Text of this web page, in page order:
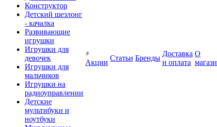
Конструктор
Детский шезлонг
- качалка
Развивающие
игрушки
Игрушки для
девочек
Игрушки для
мальчиков
Игрушки на
радиоуправлении
Детские
мультибуки и
ноутбуки
Акции
Статьи Бренды
Доставка
и оплата
О